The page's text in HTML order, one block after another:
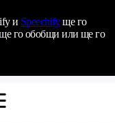
и Speechifyще го
го обобщи или ще го